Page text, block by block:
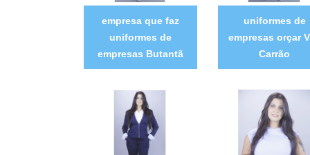
empresa que faz
uniformes de
empresas Butantã
uniformes de
empresas orçar
Carrão